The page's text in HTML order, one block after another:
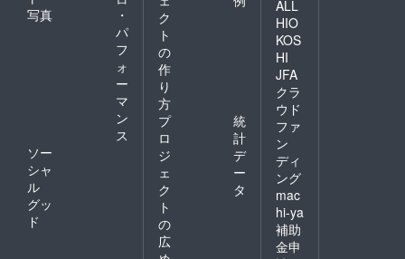
写真
・
パ
フ
ォ
ー
マ
ン
ス
ソー
シャ
ル
グッ
ド
ク
ト
の
作
り
方
プ
ロ
ジ
ェ
ク
ト
の
広
統
計
デ
ー
タ
ALL
HIO
KOS
HI
JFA
クラ
ウド
ファ
ン
ディ
ング
mac
hi-ya
補助
金申